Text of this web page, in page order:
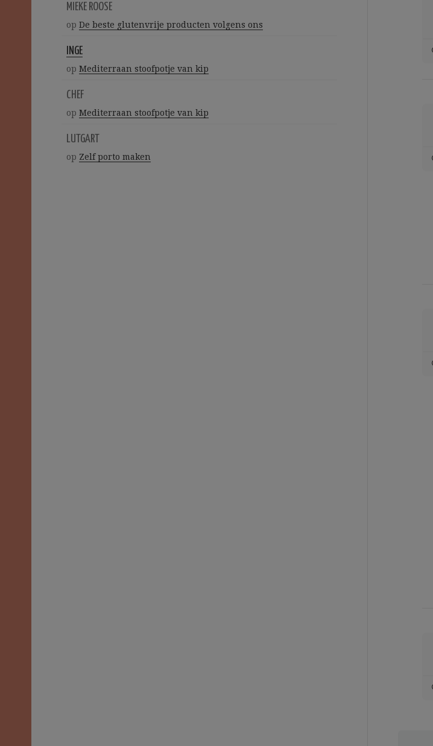
MIEKE ROOSE
op De beste glutenvrije producten volgens ons
INGE
op Mediterraan stoofpotje van kip
CHEF
op Mediterraan stoofpotje van kip
LUTGART
op Zelf porto maken